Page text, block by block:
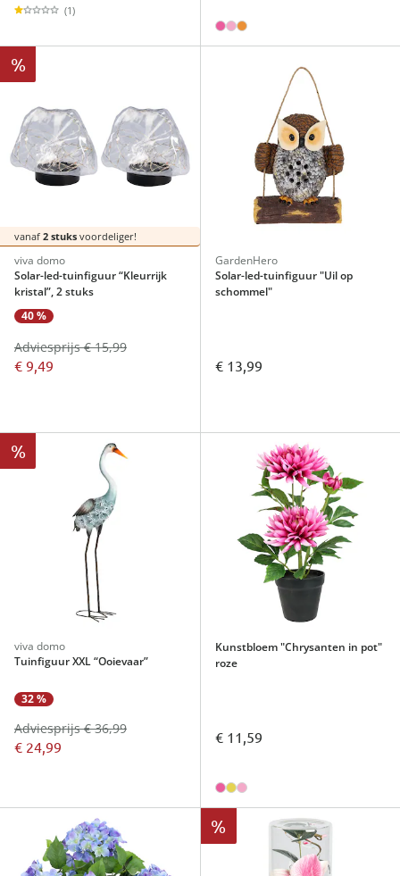
(1)
%
vanaf 2 stuks voordeliger!
viva domo
Solar-led-tuinfiguur “Kleurrijk
kristal”, 2 stuks
40 %
€ 9,49
Adviesprijs € 15,99
GardenHero
Solar-led-tuinfiguur "Uil op
schommel"
€ 13,99
%
viva domo
Tuinfiguur XXL “Ooievaar”
32 %
€ 24,99
Adviesprijs € 36,99
Kunstbloem "Chrysanten in pot"
roze
€ 11,59
%